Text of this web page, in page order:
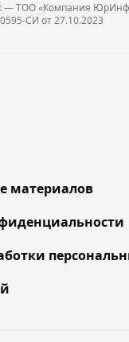
— ТОО «Компания
СИ от 27.10.2023
материалов